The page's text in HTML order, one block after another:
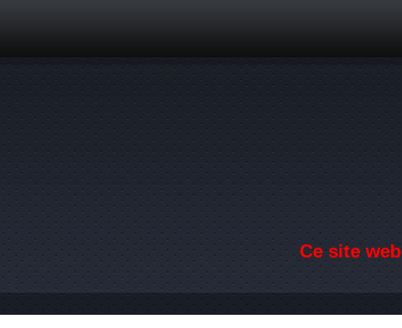
Ce site web